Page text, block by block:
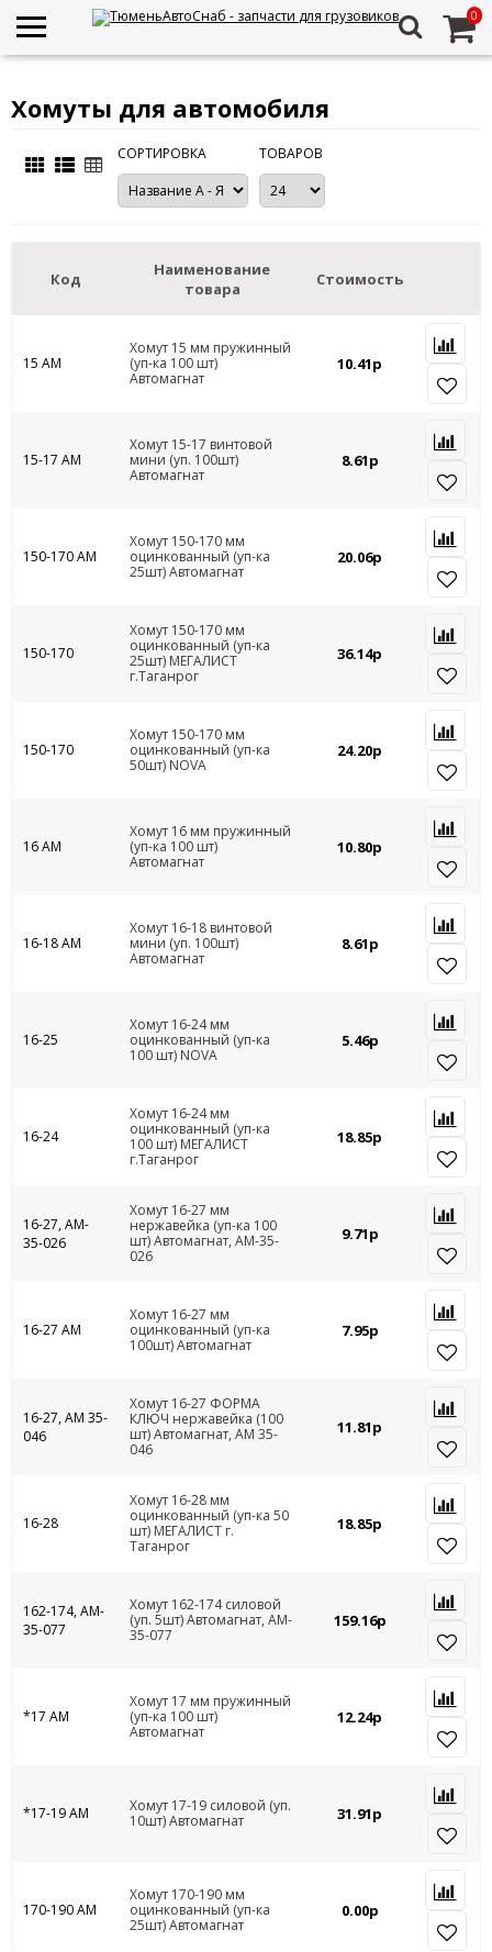
0
Хомуты для автомобиля
СОРТИРОВКА ТОВАРОВ
Код
Наименование
товара
Стоимость
15 АМ
Хомут 15 мм пружинный
(уп-ка 100 шт)
Автомагнат
10.41р
15-17 АМ
Хомут 15-17 винтовой
мини (уп. 100шт)
Автомагнат
8.61р
150-170 АМ
Хомут 150-170 мм
оцинкованный (уп-ка
25шт) Автомагнат
20.06р
150-170
Хомут 150-170 мм
оцинкованный (уп-ка
25шт) МЕГАЛИСТ
г.Таганрог
36.14р
150-170
Хомут 150-170 мм
оцинкованный (уп-ка
50шт) NOVA
24.20р
16 АМ
Хомут 16 мм пружинный
(уп-ка 100 шт)
Автомагнат
10.80р
16-18 АМ
Хомут 16-18 винтовой
мини (уп. 100шт)
Автомагнат
8.61р
16-25
Хомут 16-24 мм
оцинкованный (уп-ка
100 шт) NOVA
5.46р
16-24
Хомут 16-24 мм
оцинкованный (уп-ка
100 шт) МЕГАЛИСТ
г.Таганрог
18.85р
16-27, AM-
35-026
Хомут 16-27 мм
нержавейка (уп-ка 100
шт) Автомагнат, AM-35-
026
9.71р
16-27 АМ
Хомут 16-27 мм
оцинкованный (уп-ка
100шт) Автомагнат
7.95р
16-27, АМ 35-
046
Хомут 16-27 ФОРМА
КЛЮЧ нержавейка (100
шт) Автомагнат, АМ 35-
046
11.81р
16-28
Хомут 16-28 мм
оцинкованный (уп-ка 50
шт) МЕГАЛИСТ г.
Таганрог
18.85р
162-174, AM-
35-077
Хомут 162-174 силовой
(уп. 5шт) Автомагнат, AM-
35-077
159.16р
*17 АМ
Хомут 17 мм пружинный
(уп-ка 100 шт)
Автомагнат
12.24р
*17-19 АМ
Хомут 17-19 силовой (уп.
10шт) Автомагнат
31.91р
170-190 АМ
Хомут 170-190 мм
оцинкованный (уп-ка
25шт) Автомагнат
0.00р